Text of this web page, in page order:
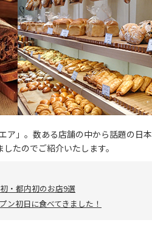
」。数ある店舗の中から話題の日
たのでご紹介いたします。
・都内初のお店9選
ン初日に食べてきました！